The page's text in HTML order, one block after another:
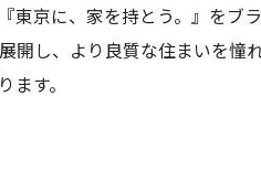
東京に、家を持とう。』をブ
開し、より良質な住まいを憧
ます。